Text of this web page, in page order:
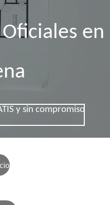
en
y sin compromiso